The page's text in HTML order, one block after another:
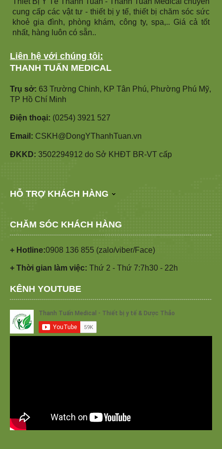
cung cấp các vật tư - thiết bị y tế, thiết bị chăm sóc sức
khoẻ gia đình, phòng khám, công ty, spa,.. Giá cả tốt
nhất, hàng luôn có sẵn..
Liên hệ với chúng tôi:
THANH TUẤN MEDICAL
Trụ sở: 63 Trường Chinh, KP Tân Phú, Phường Phú Mỹ,
TP Hồ Chí Minh
Điện thoại: (0254) 3921 527
Email: CSKH@DongYThanhTuan.vn
ĐKKD: 3502294912 do Sở KHĐT BR-VT cấp
HỖ TRỢ KHÁCH HÀNG
CHĂM SÓC KHÁCH HÀNG
+ Hotline:0908 136 855 (zalo/viber/Face)
+ Thời gian làm việc: Thứ 2 - Thứ 7:7h30 - 22h
KÊNH YOUTUBE